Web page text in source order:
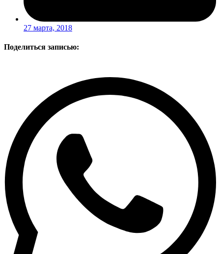
27 марта, 2018
Поделиться записью: